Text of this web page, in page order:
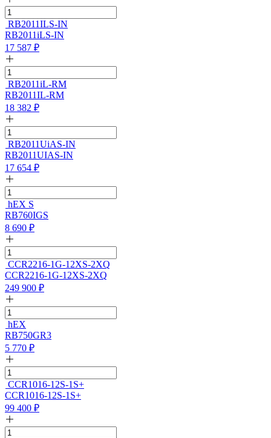
RB2011ILS-IN
RB2011iLS-IN
17 587 ₽
RB2011iL-RM
RB2011IL-RM
18 382 ₽
RB2011UiAS-IN
RB2011UIAS-IN
17 654 ₽
hEX S
RB760IGS
8 690 ₽
CCR2216-1G-12XS-2XQ
CCR2216-1G-12XS-2XQ
249 900 ₽
hEX
RB750GR3
5 770 ₽
CCR1016-12S-1S+
CCR1016-12S-1S+
99 400 ₽